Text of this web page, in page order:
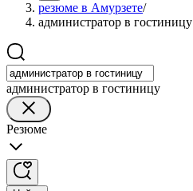
резюме в Амурзете/
администратор в гостиницу
администратор в гостиницу
Резюме